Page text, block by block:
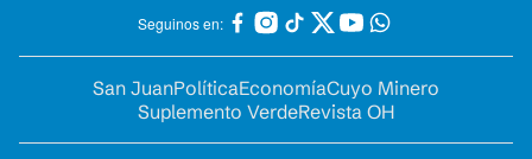
Seguinos en:
San JuanPolíticaEconomíaCuyo Minero
Suplemento VerdeRevista OH